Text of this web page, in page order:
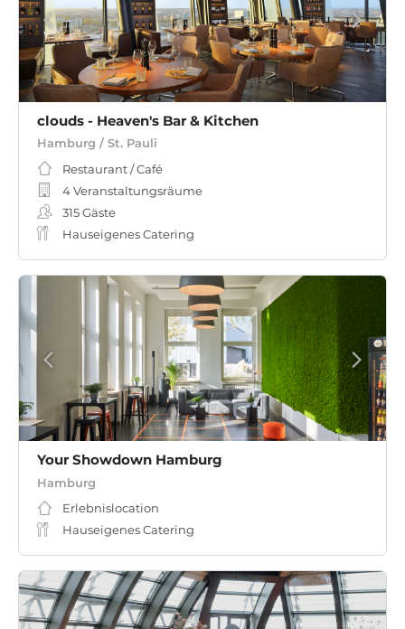
clouds - Heaven's Bar & Kitchen
Hamburg / St. Pauli
Restaurant / Café
4 Veranstaltungsräume
315Gäste
Hauseigenes Catering
Your Showdown Hamburg
Hamburg
Erlebnislocation
Hauseigenes Catering